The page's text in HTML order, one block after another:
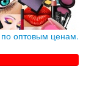
оптовым ценам.